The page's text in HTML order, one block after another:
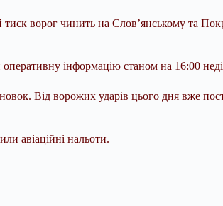
ворог чинить на Слов’янському та
інформацію станом на 16:00
Від ворожих ударів цього дня вже
авіаційні нальоти.